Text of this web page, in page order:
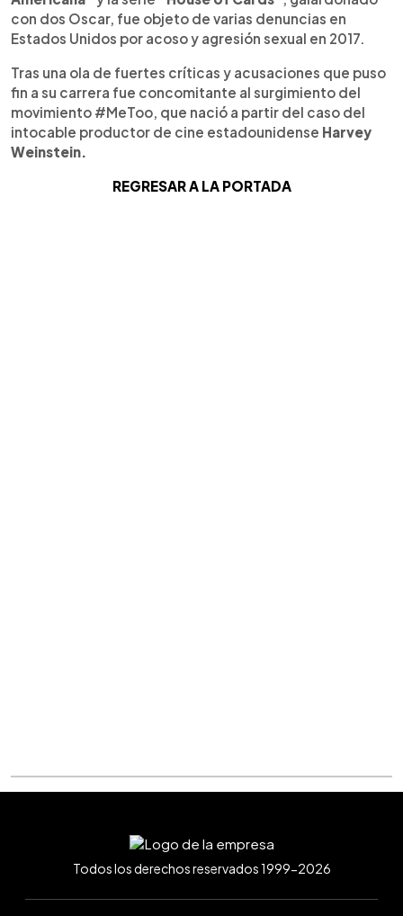
con dos Oscar, fue objeto de varias denuncias en
Estados Unidos por acoso y agresión sexual en 2017.
Tras una ola de fuertes críticas y acusaciones que puso
fin a su carrera fue concomitante al surgimiento del
movimiento #MeToo, que nació a partir del caso del
intocable productor de cine estadounidense Harvey
Weinstein.
REGRESAR A LA PORTADA
Todos los derechos reservados 1999-2026